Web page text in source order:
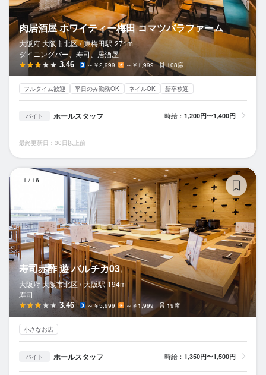
肉居酒屋 ホワイティー梅田 コマツバラファーム
大阪府 大阪市北区 / 東梅田駅 271m
ダイニングバー、寿司、居酒屋
3.46 ～￥2,999 ～￥1,999 108席
フルタイム歓迎 平日のみ勤務OK ネイルOK 新卒歓迎
バイト ホールスタッフ 時給： 1,200円〜1,400円
最終更新日：30日以上前
1 / 16
寿司赤酢 遊 バルチカ03
大阪府 大阪市北区 / 大阪駅 194m
寿司
3.46 ～￥5,999 ～￥1,999 19席
小さなお店
バイト ホールスタッフ 時給： 1,350円〜1,500円